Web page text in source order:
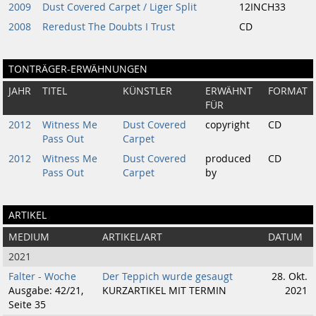
2009
Dust Covered Carpet / Liger Split
12INCH33
2008
Reredust The Doubts I Trust CD
TONTRÄGER-ERWÄHNUNGEN
JAHR TITEL KÜNSTLER
ERWÄHNT
FÜR
FORMAT
2012
Witness Me
Pass Out
Dust Covered
Carpet
copyright CD
2012
Witness Me
Pass Out
Dust Covered
Carpet
produced
by
CD
ARTIKEL
MEDIUM ARTIKEL/ART
DATUM
2021
Falter - Woche
Ausgabe: 42/21,
Seite 35
Der Teppich wurde gesaugt
KURZARTIKEL MIT TERMIN
28. Okt.
2021